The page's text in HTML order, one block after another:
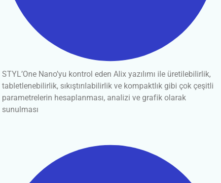
STYL’One Nano’yu kontrol eden Alix yazılımı ile üretilebilirlik,
tabletlenebilirlik, sıkıştırılabilirlik ve kompaktlık gibi çok çeşitli
parametrelerin hesaplanması, analizi ve grafik olarak
sunulması